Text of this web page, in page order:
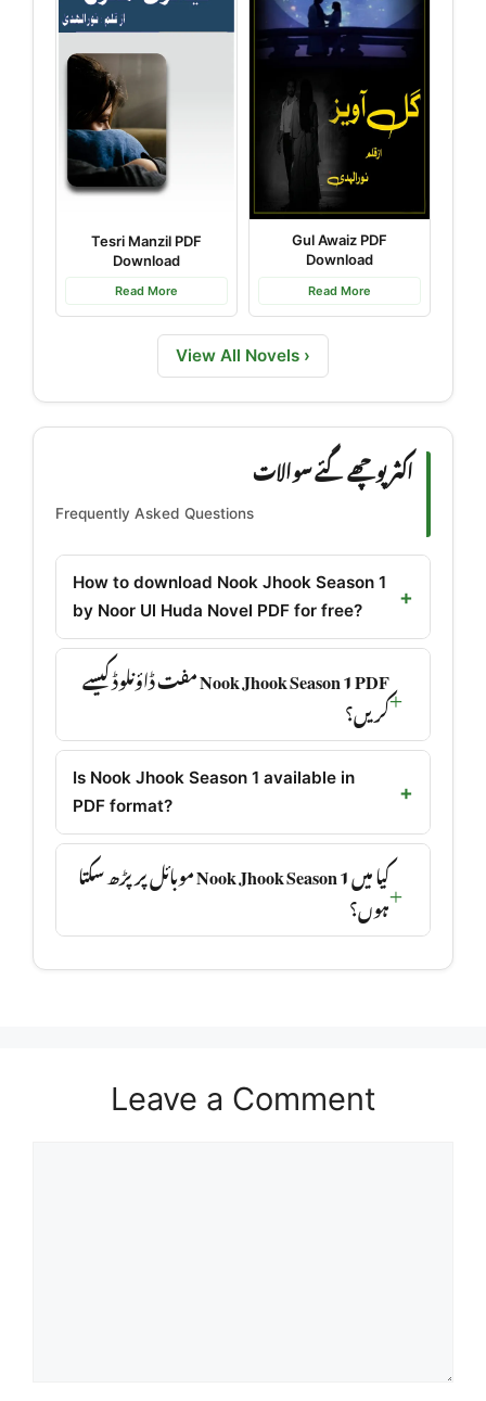
Tesri Manzil PDF
Download
Read More
Gul Awaiz PDF
Download
Read More
View All Novels ›
اکثر پوچھے گئے سوالات
Frequently Asked Questions
How to download Nook Jhook Season 1
by Noor Ul Huda Novel PDF for free?
Nook Jhook Season 1 PDF مفت ڈاؤنلوڈ کیسے
کریں؟
Is Nook Jhook Season 1 available in
PDF format?
کیا میں Nook Jhook Season 1 موبائل پر پڑھ سکتا
ہوں؟
Leave a Comment